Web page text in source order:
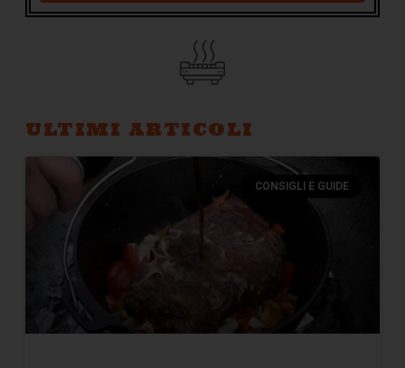
ULTIMI ARTICOLI
CONSIGLI E GUIDE